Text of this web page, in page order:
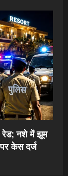
रेड; नशे में झूम
केस दर्ज